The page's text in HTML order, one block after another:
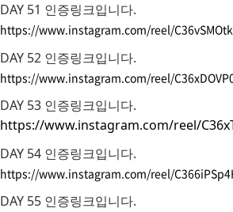
DAY 51 인증링크입니다.
https://www.instagram.com/reel/
DAY 52 인증링크입니다.
https://www.instagram.com/reel/
DAY 53 인증링크입니다.
https://www.instagram.com/reel/
DAY 54 인증링크입니다.
https://www.instagram.com/reel/
DAY 55 인증링크입니다.